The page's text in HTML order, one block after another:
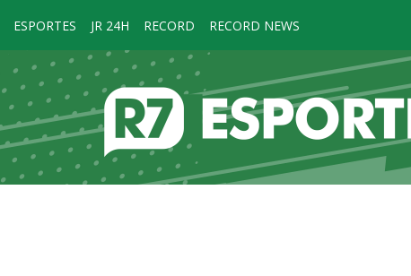
ESPORTES JR 24H RECORD RECORD NEWS